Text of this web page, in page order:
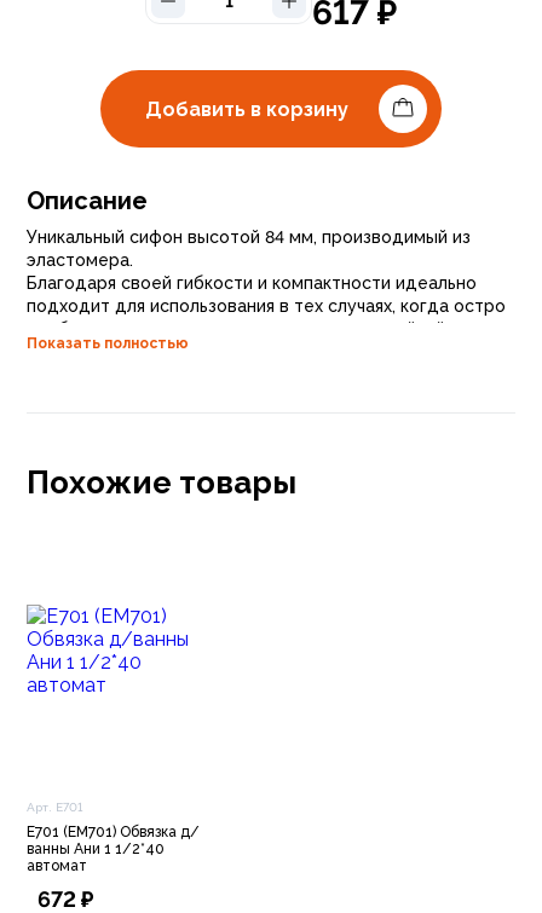
617 ₽
Добавить в корзину
Описание
Уникальный сифон высотой 84 мм, производимый из
эластомера.
Благодаря своей гибкости и компактности идеально
подходит для использования в тех случаях, когда остро
необходима экономия пространства под мойкой в кухне
или раковиной в ванной комнате.
оптимальную скорость слива воды - 38 л/мин.
Этого вполне достаточно для комфортного пользования
сантехническому оборудованию.
Компания основана во Франции (город Каркфу) в 1977
году и в настоящий момент занимает лидирующие
позиции на международном рынке сантехнической
продукции. С 2005 года на российском рынке
Показать полностью
Похожие товары
Арт. E701
E701 (ЕМ701) Обвязка д/
ванны Ани 1 1/2*40
автомат
672 ₽